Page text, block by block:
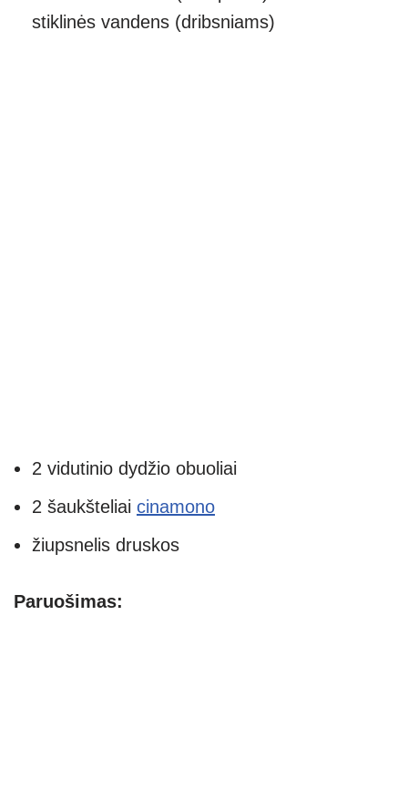
stiklinės vandens (dribsniams)
2 vidutinio dydžio obuoliai
2 šaukšteliai cinamono
žiupsnelis druskos
Paruošimas: